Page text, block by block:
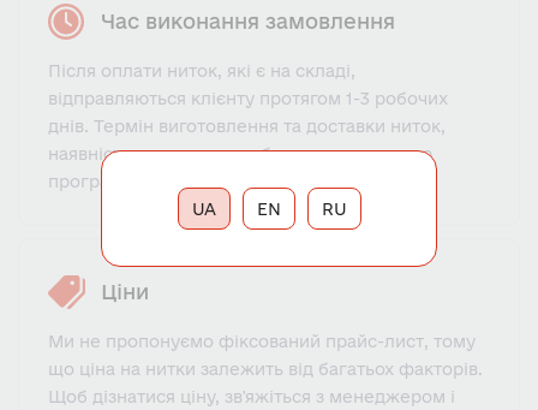
Час виконання замовлення
Після оплати ниток, які є на складі,
відправляються клієнту протягом 1-3 робочих
днів. Термін виготовлення та доставки ниток,
наявність яких не передбачено складською
програмою, становить від 30 до 70 днів.
Ціни
Ми не пропонуємо фіксований прайс-лист, тому
що ціна на нитки залежить від багатьох факторів.
Щоб дізнатися ціну, зв'яжіться з менеджером і
RU
UA EN